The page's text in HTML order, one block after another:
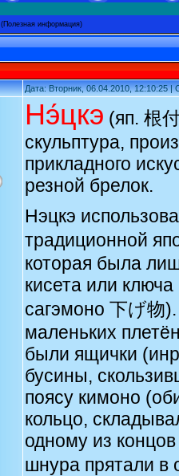
(Полезная информация)
Дата: Вторник, 06.04.2010, 12:10:25
Нэ́цкэ (яп. 根
скульптура,
прикладного
резной брелок.
Нэцкэ
традиционной
которая была
кисета или
сагэмоно 下げ物
маленьких
были ящички
бусины,
поясу кимоно
кольцо,
одному из
шнура прятали в